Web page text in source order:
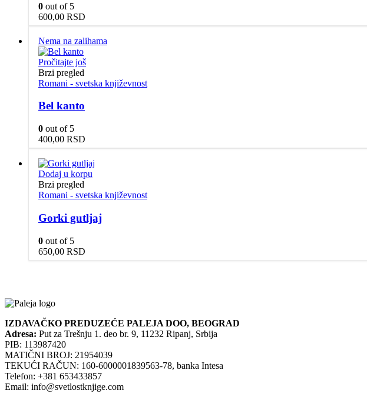
0 out of 5
600,00 RSD
Nema na zalihama
Pročitajte još
Brzi pregled
Romani - svetska književnost
Bel kanto
0 out of 5
400,00 RSD
Dodaj u korpu
Brzi pregled
Romani - svetska književnost
Gorki gutljaj
0 out of 5
650,00 RSD
IZDAVAČKO PREDUZEĆE PALEJA DOO, BEOGRAD
Adresa: Put za Trešnju 1. deo br. 9, 11232 Ripanj, Srbija
PIB: 113987420
MATIČNI BROJ: 21954039
TEKUĆI RAČUN: 160-6000001839563-78, banka Intesa
Telefon: +381 653433857
Email: info@svetlostknjige.com